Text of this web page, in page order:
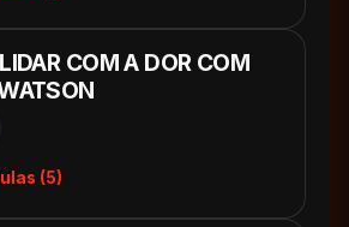
COM A DOR COM
(5)